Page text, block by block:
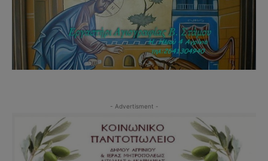
- Advertisment -